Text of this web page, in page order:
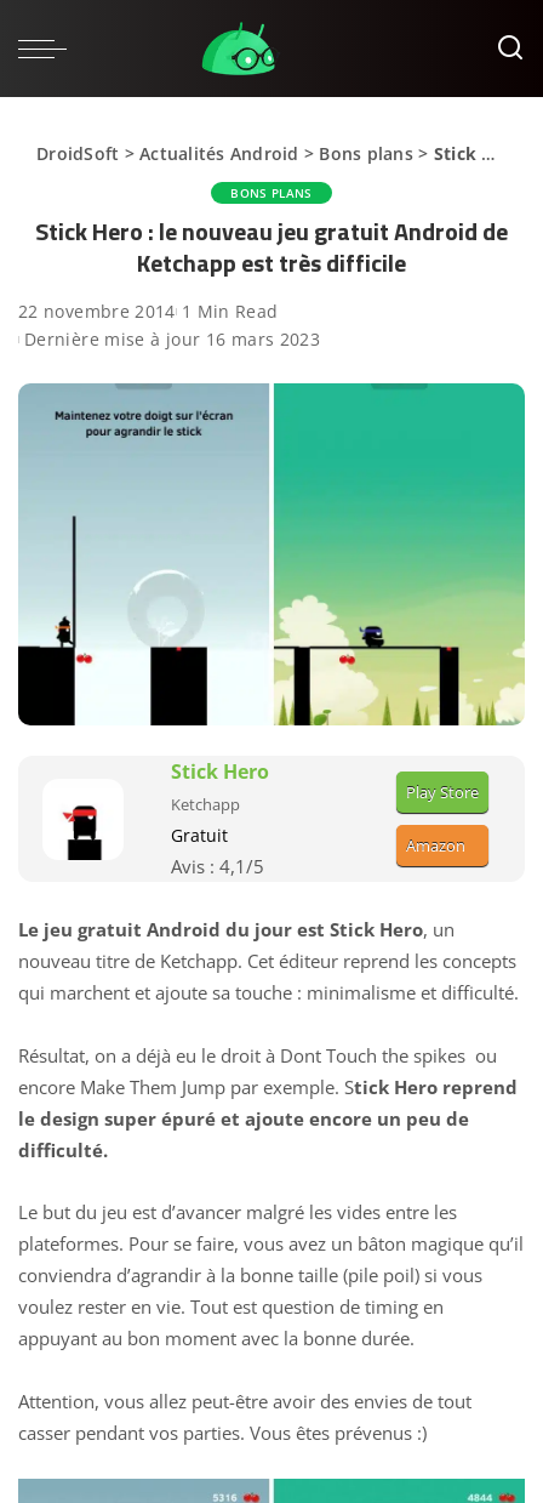
DroidSoft >Actualités Android > Bons plans> Stick Hero : le nouveau jeu gratuit Android de Ketchapp est très difficile
BONS PLANS
Stick Hero : le nouveau jeu gratuit Android de
Ketchapp est très difficile
22 novembre 2014 1 Min Read
Dernière mise à jour 16 mars 2023
Stick Hero
Ketchapp
Gratuit
Avis : 4,1/5
Play Store
Amazon
Le jeu gratuit Android du jour est Stick Hero, un
nouveau titre de Ketchapp. Cet éditeur reprend les concepts
qui marchent et ajoute sa touche : minimalisme et difficulté.
Résultat, on a déjà eu le droit à Dont Touch the spikes ou
encore Make Them Jump par exemple. Stick Hero reprend
le design super épuré et ajoute encore un peu de
difficulté.
Le but du jeu est d’avancer malgré les vides entre les
plateformes. Pour se faire, vous avez un bâton magique qu’il
conviendra d’agrandir à la bonne taille (pile poil) si vous
voulez rester en vie. Tout est question de timing en
appuyant au bon moment avec la bonne durée.
Attention, vous allez peut-être avoir des envies de tout
casser pendant vos parties. Vous êtes prévenus :)